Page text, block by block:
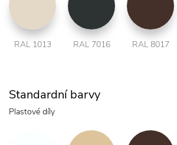
RAL 1013 RAL 7016 RAL 8017
Standardní barvy
Plastové díly